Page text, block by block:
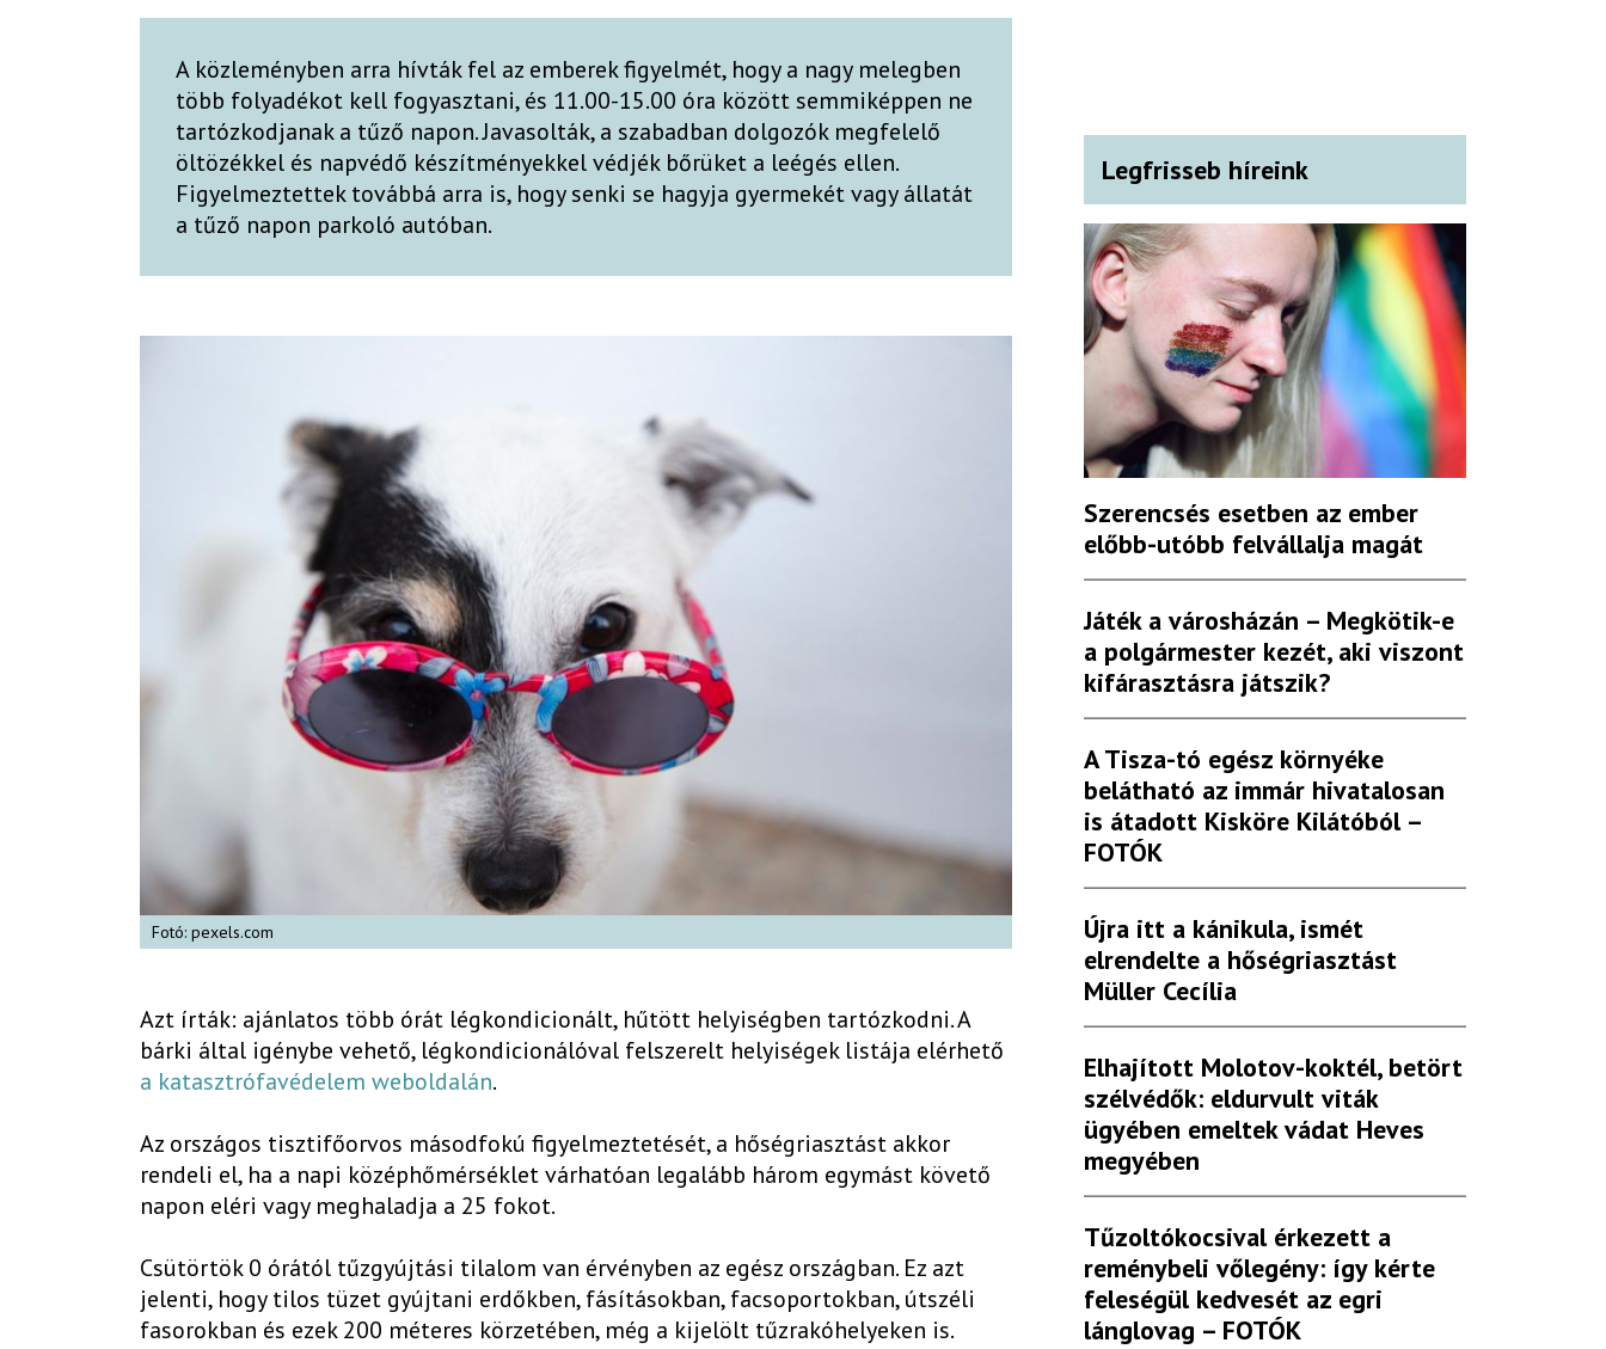
A közleményben arra hívták fel az emberek figyelmét, hogy a nagy melegben
több folyadékot kell fogyasztani, és 11.00-15.00 óra között semmiképpen ne
tartózkodjanak a tűző napon. Javasolták, a szabadban dolgozók megfelelő
öltözékkel és napvédő készítményekkel védjék bőrüket a leégés ellen.
Figyelmeztettek továbbá arra is, hogy senki se hagyja gyermekét vagy állatát
a tűző napon parkoló autóban.
Fotó: pexels.com
Azt írták: ajánlatos több órát légkondicionált, hűtött helyiségben tartózkodni. A
bárki által igénybe vehető, légkondicionálóval felszerelt helyiségek listája elérhető
a katasztrófavédelem weboldalán.
Az országos tisztifőorvos másodfokú figyelmeztetését, a hőségriasztást akkor
rendeli el, ha a napi középhőmérséklet várhatóan legalább három egymást követő
napon eléri vagy meghaladja a 25 fokot.
Csütörtök 0 órától tűzgyújtási tilalom van érvényben az egész országban. Ez azt
jelenti, hogy tilos tüzet gyújtani erdőkben, fásításokban, facsoportokban, útszéli
fasorokban és ezek 200 méteres körzetében, még a kijelölt tűzrakóhelyeken is.
Legfrisseb híreink
Szerencsés esetben az ember
előbb-utóbb felvállalja magát
Játék a városházán – Megkötik-e
a polgármester kezét, aki viszont
kifárasztásra játszik?
A Tisza-tó egész környéke
belátható az immár hivatalosan
is átadott Kisköre Kilátóból –
FOTÓK
Újra itt a kánikula, ismét
elrendelte a hőségriasztást
Müller Cecília
Elhajított Molotov-koktél, betört
szélvédők: eldurvult viták
ügyében emeltek vádat Heves
megyében
Tűzoltókocsival érkezett a
reménybeli vőlegény: így kérte
feleségül kedvesét az egri
lánglovag – FOTÓK